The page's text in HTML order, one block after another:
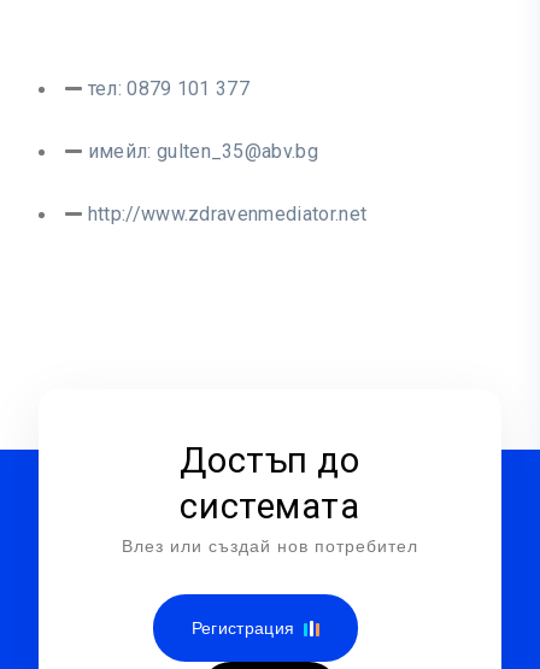
тел: 0879 101 377
имейл: gulten_35@abv.bg
http://www.zdravenmediator.net
Достъп до
системата
Влез или създай нов потребител
Регистрация